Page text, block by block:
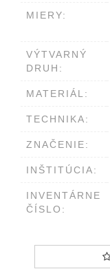
MIERY:
VÝTVARNÝ
DRUH:
MATERIÁL:
TECHNIKA:
ZNAČENIE:
INŠTITÚCIA:
INVENTÁRNE
ČÍSLO: